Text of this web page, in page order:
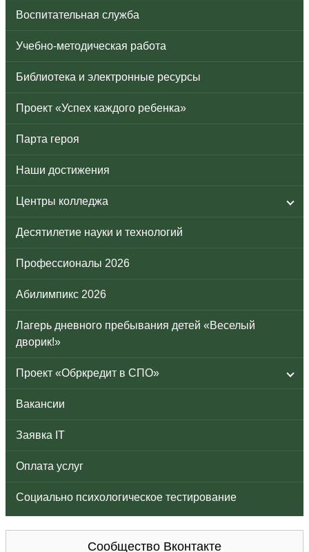
Воспитательная служба
Учебно-методическая работа
Библиотека и электронные ресурсы
Проект «Успех каждого ребенка»
Парта героя
Наши достижения
Центры колледжа
Десятилетие науки и технологий
Профессионалы 2026
Абилимпикс 2026
Лагерь дневного пребывания детей «Веселый
дворик!»
Проект «Обркредит в СПО»
Вакансии
Заявка IT
Оплата услуг
Социально психологическое тестирование
Сообщество Вконтакте